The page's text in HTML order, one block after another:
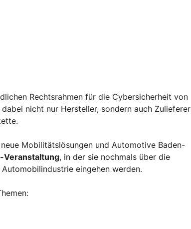
Rechtsrahmen für die Cybersicherheit von
nicht nur Hersteller, sondern auch Zulieferer
Mobilitätslösungen und Automotive Baden-
Veranstaltung, in der sie nochmals über die
eingehen werden.